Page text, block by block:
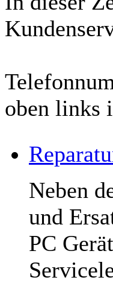
oben links
Neben
und
PC